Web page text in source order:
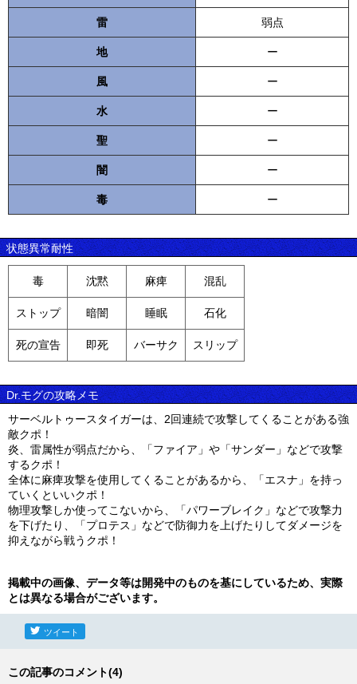
雷 弱点
地 ー
風 ー
水 ー
聖 ー
闇 ー
毒 ー
状態異常耐性
毒 沈黙 麻痺 混乱
ストップ 暗闇 睡眠 石化
死の宣告 即死 バーサク スリップ
Dr.モグの攻略メモ
サーベルトゥースタイガーは、2回連続で攻撃してくることがある強
敵クポ！
炎、雷属性が弱点だから、「ファイア」や「サンダー」などで攻撃
するクポ！
全体に麻痺攻撃を使用してくることがあるから、「エスナ」を持っ
ていくといいクポ！
物理攻撃しか使ってこないから、「パワーブレイク」などで攻撃力
を下げたり、「プロテス」などで防御力を上げたりしてダメージを
抑えながら戦うクポ！
掲載中の画像、データ等は開発中のものを基にしているため、実際
とは異なる場合がございます。
ツイート
この記事のコメント(4)